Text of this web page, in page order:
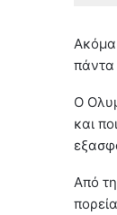
πάντα
Ο
και
Από